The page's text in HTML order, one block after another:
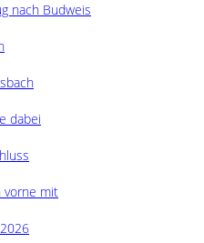
nach Budweis
dabei
vorne mit